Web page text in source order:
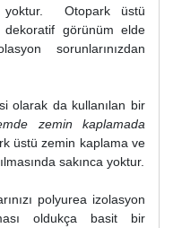
yoktur. Otopark üstü
görünüm elde
sorunlarınızdan
olarak da kullanılan bir
zemin kaplamada
üstü zemin kaplama ve
sakınca yoktur.
polyurea izolasyon
oldukça basit bir